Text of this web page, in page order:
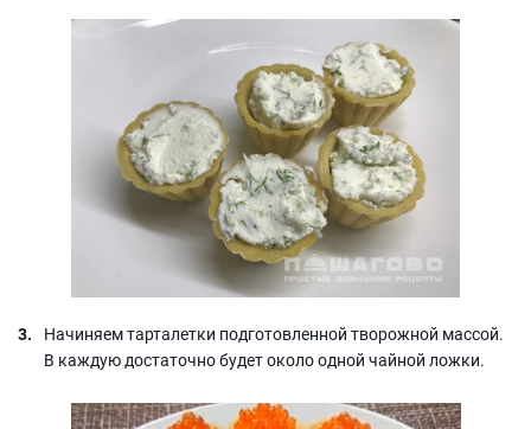
Начиняем тарталетки подготовленной творожной массой.
В каждую достаточно будет около одной чайной ложки.